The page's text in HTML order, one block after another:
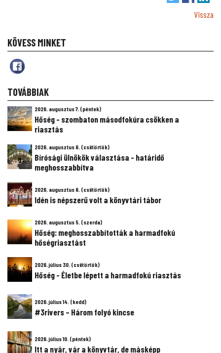
Vissza
KÖVESS MINKET
TOVÁBBIAK
2026. augusztus 7. (péntek)
Hőség - szombaton másodfokúra csökken a
riasztás
2026. augusztus 6. (csütörtök)
Bírósági ülnökök választása - határidő
meghosszabbítva
2026. augusztus 6. (csütörtök)
Idén is népszerű volt a könyvtári tábor
2026. augusztus 5. (szerda)
Hőség: meghosszabbították a harmadfokú
hőségriasztást
2026. július 30. (csütörtök)
Hőség - Életbe lépett a harmadfokú riasztás
2026. július 14. (kedd)
#3rivers – Három folyó kincse
2026. július 10. (péntek)
Itt a nyár, vár a könyvtár, de másképp